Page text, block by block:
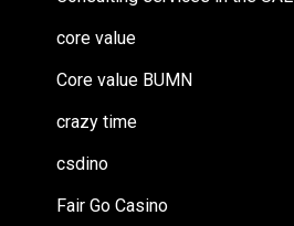
core value
Core value BUMN
crazy time
csdino
Fair Go Casino